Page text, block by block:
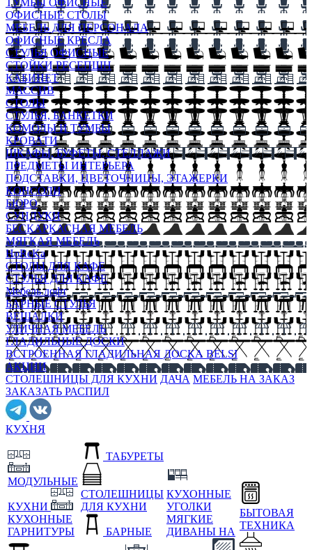
ТУМБЫ ОФИСНЫЕ
ОФИСНЫЕ СТОЛЫ
МЕБЕЛЬ ДЛЯ ПЕРСОНАЛА
ОФИСНЫЕ КРЕСЛА
СТУЛЬЯ ОФИСНЫЕ
СТОЙКИ РЕСЕПШН
КАБИНЕТ
МАССИВ
СТОЛЫ
СТУЛЬЯ, БАНКЕТКИ
КОМОДЫ И ТУМБЫ
КРОВАТИ
ШКАФЫ, БУФЕТЫ, СТЕЛЛАЖИ
ПРЕДМЕТЫ ИНТЕРЬЕРА
ПОДСТАВКИ, ЦВЕТОЧНИЦЫ, ЭТАЖЕРКИ
КОНСОЛИ
БЮРО
СУНДУКИ
БЕСКАРКАСНАЯ МЕБЕЛЬ
МЯГКАЯ МЕБЕЛЬ
HoReKa
СТОЛЫ ДЛЯ КАФЕ
СТУЛЬЯ ДЛЯ КАФЕ
Мебель лофт
БАРНЫЕ СТУЛЬЯ
ВЕШАЛКИ
УЛИЧНАЯ МЕБЕЛЬ
ГЛАДИЛЬНЫЕ ДОСКИ
ВСТРОЕННАЯ ГЛАДИЛЬНАЯ ДОСКА BELSI
АКЦИИ
СТОЛЕШНИЦЫ ДЛЯ КУХНИ ДАЧА МЕБЕЛЬ НА ЗАКАЗ
ЗАКАЗАТЬ РАСПИЛ
КУХНЯ
МОДУЛЬНЫЕ
КУХНИ
КУХОННЫЕ
ГАРНИТУРЫ
ТАБУРЕТЫ
СТОЛЕШНИЦЫ
ДЛЯ КУХНИ
БАРНЫЕ
КУХОННЫЕ
УГОЛКИ
МЯГКИЕ
ДИВАНЫ НА
БЫТОВАЯ
ТЕХНИКА